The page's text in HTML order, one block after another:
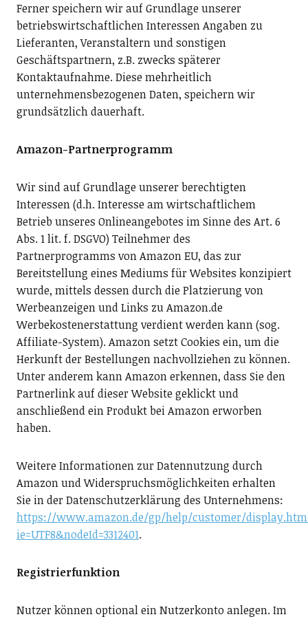
Ferner speichern wir auf Grundlage unserer
betriebswirtschaftlichen Interessen Angaben zu
Lieferanten, Veranstaltern und sonstigen
Geschäftspartnern, z.B. zwecks späterer
Kontaktaufnahme. Diese mehrheitlich
unternehmensbezogenen Daten, speichern wir
grundsätzlich dauerhaft.
Amazon-Partnerprogramm
Wir sind auf Grundlage unserer berechtigten
Interessen (d.h. Interesse am wirtschaftlichem
Betrieb unseres Onlineangebotes im Sinne des Art. 6
Abs. 1 lit. f. DSGVO) Teilnehmer des
Partnerprogramms von Amazon EU, das zur
Bereitstellung eines Mediums für Websites konzipiert
wurde, mittels dessen durch die Platzierung von
Werbeanzeigen und Links zu Amazon.de
Werbekostenerstattung verdient werden kann (sog.
Affiliate-System). Amazon setzt Cookies ein, um die
Herkunft der Bestellungen nachvollziehen zu können.
Unter anderem kann Amazon erkennen, dass Sie den
Partnerlink auf dieser Website geklickt und
anschließend ein Produkt bei Amazon erworben
haben.
Weitere Informationen zur Datennutzung durch
Amazon und Widerspruchsmöglichkeiten erhalten
Sie in der Datenschutzerklärung des Unternehmens:
https://www.amazon.de/gp/help/customer/
ie=UTF8&nodeId=3312401.
Registrierfunktion
Nutzer können optional ein Nutzerkonto anlegen. Im